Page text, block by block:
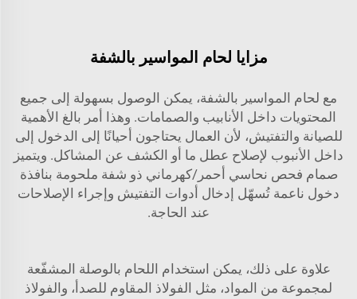
مزايا لحام المواسير بالشفة
مع لحام المواسير بالشفة، يمكن الوصول بسهولة إلى جميع
المحتويات داخل الأنابيب والصمامات. وهذا أمر بالغ الأهمية
للصيانة والتفتيش، لأن العمال يحتاجون أحيانًا إلى الدخول إلى
داخل الأنبوب لإصلاح عطل ما أو الكشف عن المشاكل. ويتميز
صمام فحص نحاسي أحمر/كهرماني ذو شفة ملحومة بنافذة
دخول ناعمة تُسهّل إدخال أدوات التفتيش وإجراء الإصلاحات
عند الحاجة.
علاوة على ذلك، يمكن استخدام اللحام بالوصلة المشفّعة
لمجموعة من المواد، مثل الفولاذ المقاوم للصدأ، والفولاذ